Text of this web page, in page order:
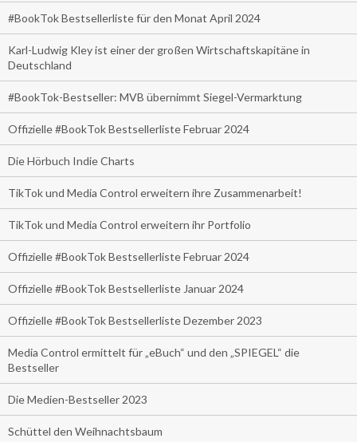
#BookTok Bestsellerliste für den Monat April 2024
Karl-Ludwig Kley ist einer der großen Wirtschaftskapitäne in
Deutschland
#BookTok-Bestseller: MVB übernimmt Siegel-Vermarktung
Offizielle #BookTok Bestsellerliste Februar 2024
Die Hörbuch Indie Charts
TikTok und Media Control erweitern ihre Zusammenarbeit!
TikTok und Media Control erweitern ihr Portfolio
Offizielle #BookTok Bestsellerliste Februar 2024
Offizielle #BookTok Bestsellerliste Januar 2024
Offizielle #BookTok Bestsellerliste Dezember 2023
Media Control ermittelt für „eBuch“ und den „SPIEGEL“ die
Bestseller
Die Medien-Bestseller 2023
Schüttel den Weihnachtsbaum